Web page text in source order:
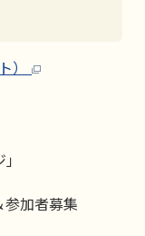
）
参加者募集